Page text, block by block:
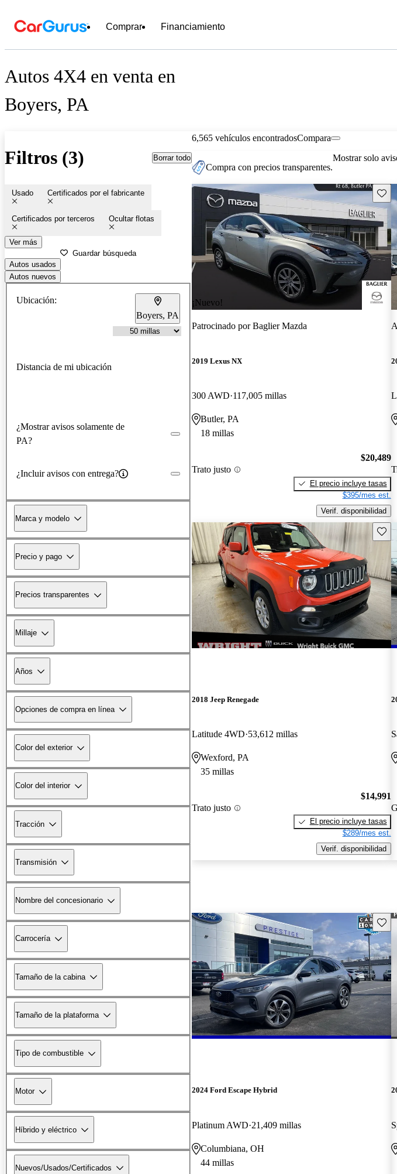
Comprar Financiamiento
Autos 4X4 en venta en
Boyers, PA
Filtros (3) Borrar todo
Usado Certificados por el fabricante
Certificados por terceros Ocultar flotas
Ver más
Guardar búsqueda
Autos usados
Autos nuevos
Ubicación:
Boyers, PA
Distancia de mi ubicación
¿Mostrar avisos solamente de
PA?
¿Incluir avisos con entrega?
Marca y modelo
Precio y pago
Precios transparentes
Millaje
Años
Opciones de compra en línea
Color del exterior
Color del interior
Tracción
Transmisión
Nombre del concesionario
Carrocería
Tamaño de la cabina
Tamaño de la plataforma
Tipo de combustible
Motor
Híbrido y eléctrico
Nuevos/Usados/Certificados
6,565 vehículos encontradosCompara
Compra con precios transparentes.
Mostrar solo
¡Nuevo!
Patrocinado porBaglier Mazda
2019 Lexus NX
300 AWD 117,005 millas
Butler, PA
18 millas
Trato justo
$20,489
El precio incluye tasas
$395/mes est.
Verif. disponibilidad
2018 Jeep Renegade
Latitude 4WD 53,612 millas
Wexford, PA
35 millas
Trato justo
$14,991
El precio incluye tasas
$289/mes est.
Verif. disponibilidad
2024 Ford Escape Hybrid
Platinum AWD 21,409 millas
Columbiana, OH
44 millas